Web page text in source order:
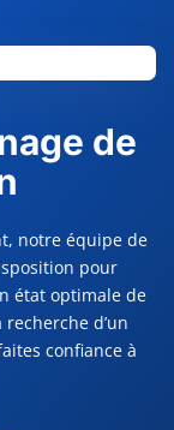
de
notre équipe de
pour
état optimale de
d’un
confiance à